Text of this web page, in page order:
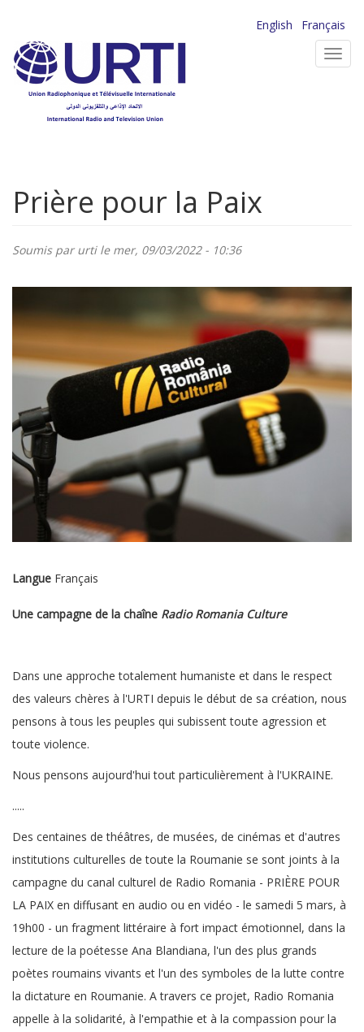
contenu
principal
English
Français
Prière pour la Paix
Soumis par urtile mer, 09/03/2022 - 10:36
Langue Français
Une campagne de la chaîne Radio Romania Culture
Dans une approche totalement humaniste et dans le respect
des valeurs chères à l'URTI depuis le début de sa création, nous
pensons à tous les peuples qui subissent toute agression et
toute violence.
Nous pensons aujourd'hui tout particulièrement à l'UKRAINE.
.....
Des centaines de théâtres, de musées, de cinémas et d'autres
institutions culturelles de toute la Roumanie se sont joints à la
campagne du canal culturel de Radio Romania - PRIÈRE POUR
LA PAIX en diffusant en audio ou en vidéo - le samedi 5 mars, à
19h00 - un fragment littéraire à fort impact émotionnel, dans la
lecture de la poétesse Ana Blandiana, l'un des plus grands
poètes roumains vivants et l'un des symboles de la lutte contre
la dictature en Roumanie. A travers ce projet, Radio Romania
appelle à la solidarité, à l'empathie et à la compassion pour la